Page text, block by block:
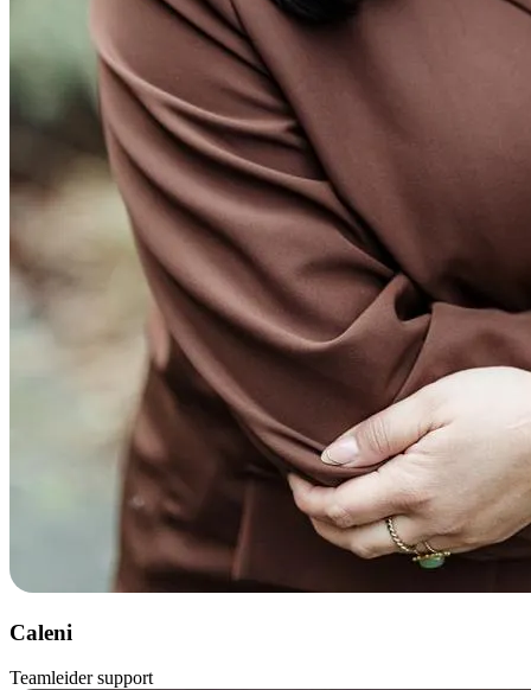
Caleni
Teamleider support